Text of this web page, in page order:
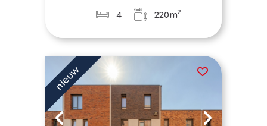
4 220m2